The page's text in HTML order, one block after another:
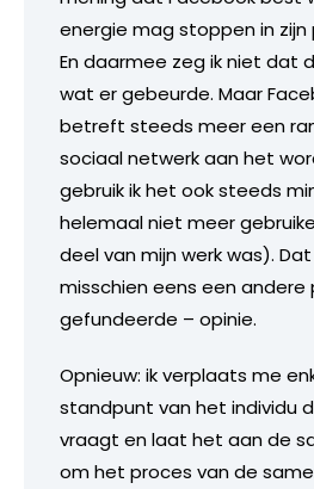
energie mag stoppen in
En daarmee zeg ik niet dat
wat er gebeurde. Maar
betreft steeds meer een
sociaal netwerk aan het
gebruik ik het ook steeds
helemaal niet meer
deel van mijn werk was).
misschien eens een andere
gefundeerde – opinie.
Opnieuw: ik verplaats me
standpunt van het individu
vraagt en laat het aan de
om het proces van de